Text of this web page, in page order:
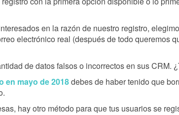
en la razón de nuestro registro,
electrónico real (después de todo queremos
de datos falsos o incorrectos en sus CRM.
en mayo de 2018debes de haber tenido que
hay otro método para que tus usuarios se